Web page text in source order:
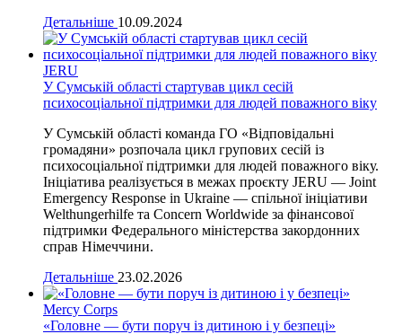
Детальніше 10.09.2024
JERU
У Сумській області стартував цикл сесій
психосоціальної підтримки для людей поважного віку
У Сумській області команда ГО «Відповідальні
громадяни» розпочала цикл групових сесій із
психосоціальної підтримки для людей поважного віку.
Ініціатива реалізується в межах проєкту JERU — Joint
Emergency Response in Ukraine — спільної ініціативи
Welthungerhilfe та Concern Worldwide за фінансової
підтримки Федерального міністерства закордонних
справ Німеччини.
Детальніше 23.02.2026
Mercy Corps
«Головне — бути поруч із дитиною і у безпеці»